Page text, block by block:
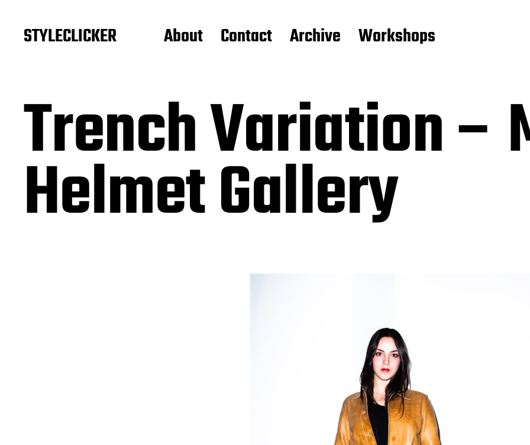
STYLECLICKER About Contact Archive Workshops
Trench Variation –
Helmet Gallery